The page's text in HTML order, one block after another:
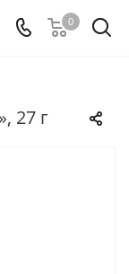
0
27 г